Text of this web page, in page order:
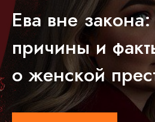
Ева вне закона:
причины и
о женской